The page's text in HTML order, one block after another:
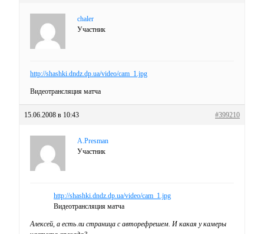
chaler
Участник
http://shashki.dndz.dp.ua/video/cam_1.jpg
Видеотрансляция матча
15.06.2008 в 10:43 #399210
A.Presman
Участник
http://shashki.dndz.dp.ua/video/cam_1.jpg
Видеотрансляция матча
Алексей, а есть ли страница с авторефрешем. И какая у камеры